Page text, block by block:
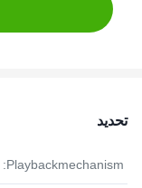
تحديد
Playbackmechanism: